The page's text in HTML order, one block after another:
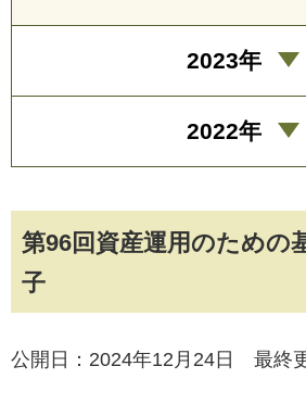
第96回資産運用のための
子
公開日：2024年12月24日 最終
2023年
2022年